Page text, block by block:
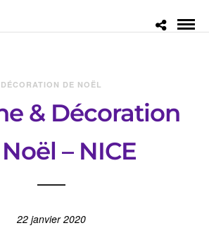
DÉCORATION DE NOËL
& Décoration
– NICE
22 janvier 2020